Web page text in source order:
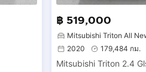
฿ 519,000
Mitsubishi Triton All
2020
179,484 กม.
Mitsubishi Triton 2.4